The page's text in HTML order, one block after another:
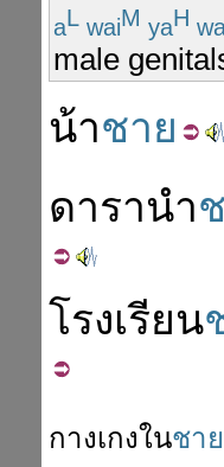
aL waiM yaH
male
น้าชาย
ดารานำ
โรงเรียน
กางเกงในชาย